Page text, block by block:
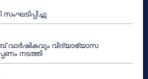
വാർഷികവും വിദ്യാഭ്യാസ
നടത്തി